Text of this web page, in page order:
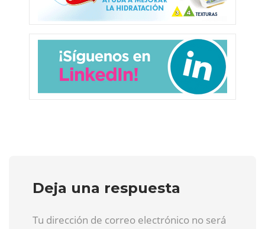
Deja una respuesta
Tu dirección de correo electrónico no será